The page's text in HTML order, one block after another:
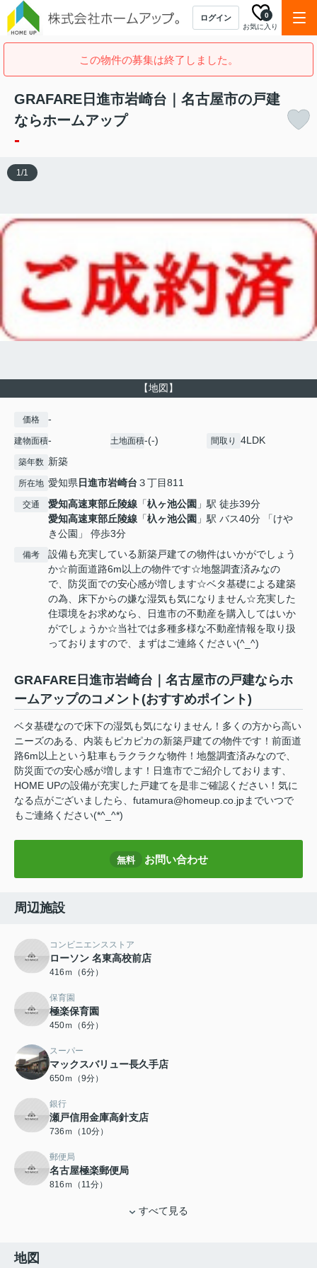
ログイン
お気に入り
0
この物件の募集は終了しました。
GRAFARE日進市岩崎台｜名古屋市の戸建
ならホームアップ
-
【地図】
1/1
価格 -
建物面積- 土地面積-(-) 間取り 4LDK
築年数 新築
所在地 愛知県日進市岩崎台 ３丁目811
交通 愛知高速東部丘陵線 「杁ヶ池公園 」駅 徒歩39分
愛知高速東部丘陵線 「杁ヶ池公園 」駅 バス40分 「けや
き公園」 停歩3分
備考
設備も充実している新築戸建ての物件はいかがでしょう
か☆前面道路6m以上の物件です☆地盤調査済みなの
で、防災面での安心感が増します☆ベタ基礎による建築
の為、床下からの嫌な湿気も気になりません☆充実した
住環境をお求めなら、日進市の不動産を購入してはいか
がでしょうか☆当社では多種多様な不動産情報を取り扱
っておりますので、まずはご連絡ください(^_^)
GRAFARE日進市岩崎台｜名古屋市の戸建ならホ
ームアップのコメント(おすすめポイント)
ベタ基礎なので床下の湿気も気になりません！多くの方から高い
ニーズのある、内装もピカピカの新築戸建ての物件です！前面道
路6m以上という駐車もラクラクな物件！地盤調査済みなので、
防災面での安心感が増します！日進市でご紹介しております、
HOME UPの設備が充実した戸建てを是非ご確認ください！気に
なる点がございましたら、futamura@homeup.co.jpまでいつで
もご連絡ください(*^_^*)
無料 お問い合わせ
周辺施設
コンビニエンスストア
ローソン 名東高校前店
416ｍ（6分）
保育園
極楽保育園
450ｍ（6分）
スーパー
マックスバリュー長久手店
650ｍ（9分）
銀行
瀬戸信用金庫高針支店
736ｍ（10分）
郵便局
名古屋極楽郵便局
816ｍ（11分）
すべて見る
地図